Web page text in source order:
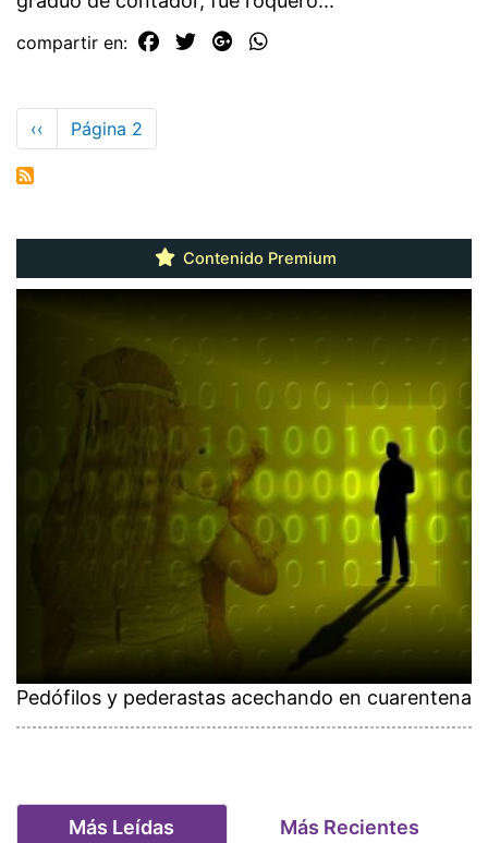
compartir en:
Paginación
Página
anterior
‹‹ Página 2
Contenido Premium
Pedófilos y pederastas acechando en cuarentena
Más Leídas Más Recientes